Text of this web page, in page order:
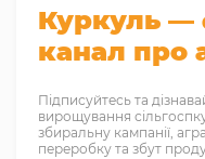
Куркуль —
канал про
Підписуйтесь та
вирощування
збиральну кампанії,
переробку та збут